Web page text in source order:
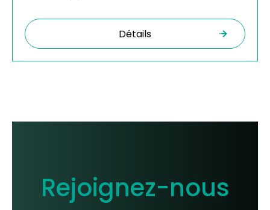
Détails
Rejoignez-nous